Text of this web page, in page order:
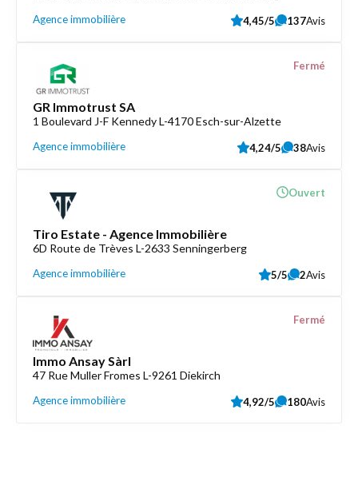
Agence immobilière 4,45/5 137Avis
GR Immotrust SA
1 Boulevard J-F Kennedy L-4170 Esch-sur-Alzette
Agence immobilière
Fermé
4,24/5 38Avis
Tiro Estate - Agence Immobilière
6D Route de Trèves L-2633 Senningerberg
Agence immobilière
Ouvert
5/5 2Avis
Immo Ansay Sàrl
47 Rue Muller Fromes L-9261 Diekirch
Agence immobilière
Fermé
4,92/5 180Avis